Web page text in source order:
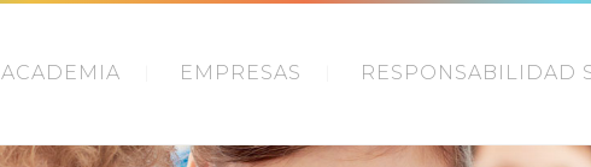
ACADEMIA EMPRESAS RESPONSABILIDAD